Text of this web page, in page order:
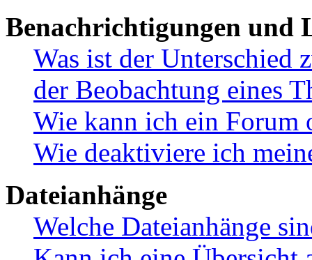
Benachrichtigungen und
Was ist der Unterschied
der Beobachtung eines
Wie kann ich ein Forum
Wie deaktiviere ich
Dateianhänge
Welche Dateianhänge